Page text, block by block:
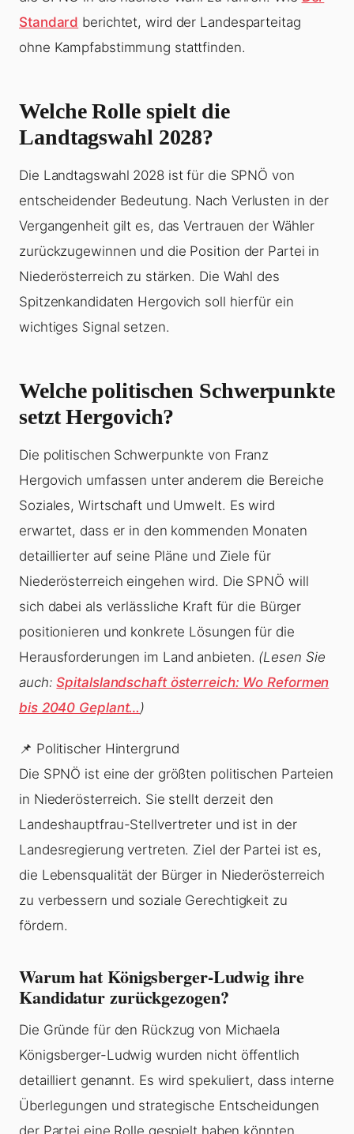
Standard berichtet, wird der Landesparteitag
ohne Kampfabstimmung stattfinden.
Welche Rolle spielt die
Landtagswahl 2028?
Die Landtagswahl 2028 ist für die SPNÖ von
entscheidender Bedeutung. Nach Verlusten in der
Vergangenheit gilt es, das Vertrauen der Wähler
zurückzugewinnen und die Position der Partei in
Niederösterreich zu stärken. Die Wahl des
Spitzenkandidaten Hergovich soll hierfür ein
wichtiges Signal setzen.
Welche politischen Schwerpunkte
setzt Hergovich?
Die politischen Schwerpunkte von Franz
Hergovich umfassen unter anderem die Bereiche
Soziales, Wirtschaft und Umwelt. Es wird
erwartet, dass er in den kommenden Monaten
detaillierter auf seine Pläne und Ziele für
Niederösterreich eingehen wird. Die SPNÖ will
sich dabei als verlässliche Kraft für die Bürger
positionieren und konkrete Lösungen für die
Herausforderungen im Land anbieten. (Lesen Sie
auch:Spitalslandschaft österreich: Wo Reformen
bis 2040 Geplant… )
📌 Politischer Hintergrund
Die SPNÖ ist eine der größten politischen Parteien
in Niederösterreich. Sie stellt derzeit den
Landeshauptfrau-Stellvertreter und ist in der
Landesregierung vertreten. Ziel der Partei ist es,
die Lebensqualität der Bürger in Niederösterreich
zu verbessern und soziale Gerechtigkeit zu
fördern.
Warum hat Königsberger-Ludwig ihre
Kandidatur zurückgezogen?
Die Gründe für den Rückzug von Michaela
Königsberger-Ludwig wurden nicht öffentlich
detailliert genannt. Es wird spekuliert, dass interne
Überlegungen und strategische Entscheidungen
der Partei eine Rolle gespielt haben könnten.